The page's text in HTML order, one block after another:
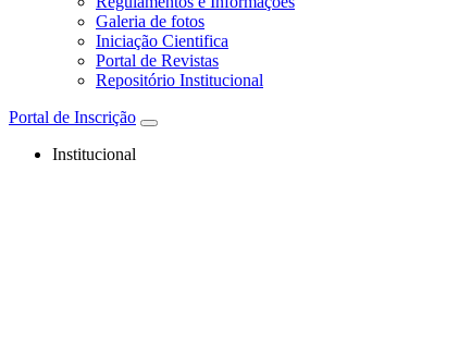
Galeria de fotos
Iniciação Cientifica
Portal de Revistas
Repositório Institucional
Portal de Inscrição
Institucional